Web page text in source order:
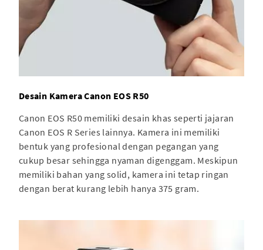
Desain Kamera Canon EOS R50
Canon EOS R50 memiliki desain khas seperti jajaran
Canon EOS R Series lainnya. Kamera ini memiliki
bentuk yang profesional dengan pegangan yang
cukup besar sehingga nyaman digenggam. Meskipun
memiliki bahan yang solid, kamera ini tetap ringan
dengan berat kurang lebih hanya 375 gram.